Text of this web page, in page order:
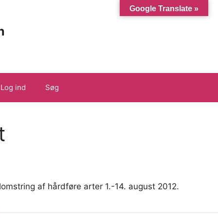
Log ind Søg
af hårdføre arter 1.-14. august 2012.
Google Translate »